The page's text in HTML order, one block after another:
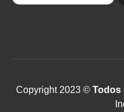
Copyright 2023 ©Todos